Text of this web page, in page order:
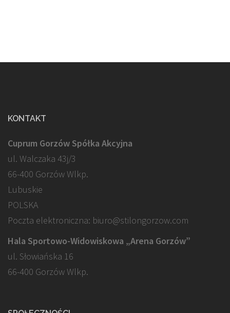
KONTAKT
Cuprum Gorzów Spółka Akcyjna
ul. Walczaka 43j/3
66-400 Gorzów Wlkp.
Lubuskie
POLSKA
Poczta elektroniczna: biuro@stilongorzow.com
Hala Sportowo-Widowiskowa „Arena Gorzów”
ul. Słowiańska 16
66-400 Gorzów Wlkp.